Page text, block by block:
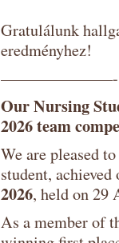
Gratulálunk
eredményhez!
———————-
Our Nursing
2026 team
We are pleased
student,
2026, held on 29
As a member of